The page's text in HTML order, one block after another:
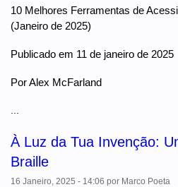
10 Melhores Ferramentas de
(Janeiro de 2025)
Publicado em 11 de janeiro de 2025
Por Alex McFarland
À Luz da Tua Invenção:
Braille
16 Janeiro, 2025 - 14:06 por Marco Poeta